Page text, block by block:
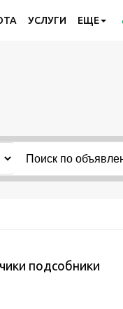
УСЛУГИ ЕЩЕ
подсобники